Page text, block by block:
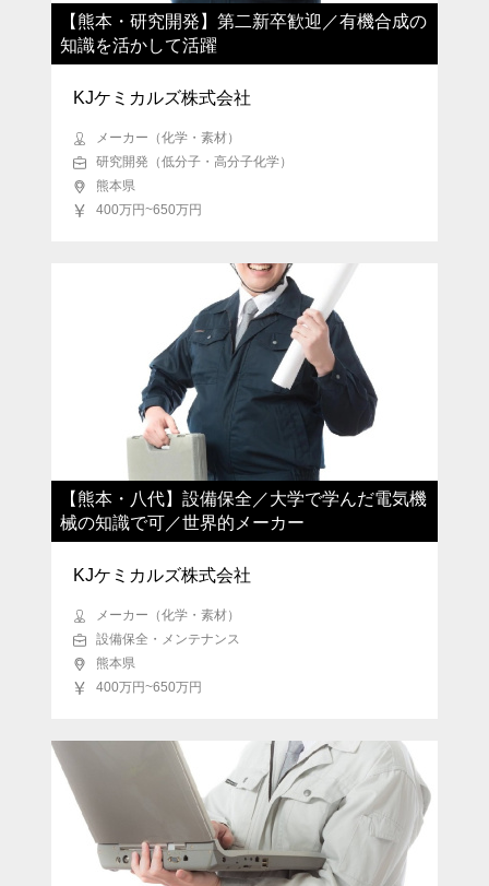
【熊本・研究開発】第二新卒歓迎／有機合成の
知識を活かして活躍
KJケミカルズ株式会社
メーカー（化学・素材）
研究開発（低分子・高分子化学）
熊本県
400万円~650万円
【熊本・八代】設備保全／大学で学んだ電気機
械の知識で可／世界的メーカー
KJケミカルズ株式会社
メーカー（化学・素材）
設備保全・メンテナンス
熊本県
400万円~650万円